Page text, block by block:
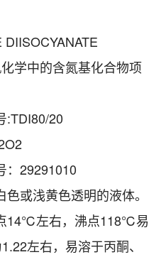
中的含氮基化合物项
20
29291010
或浅黄色透明的液体。
左右，沸点118℃易
左右，易溶于丙酮、